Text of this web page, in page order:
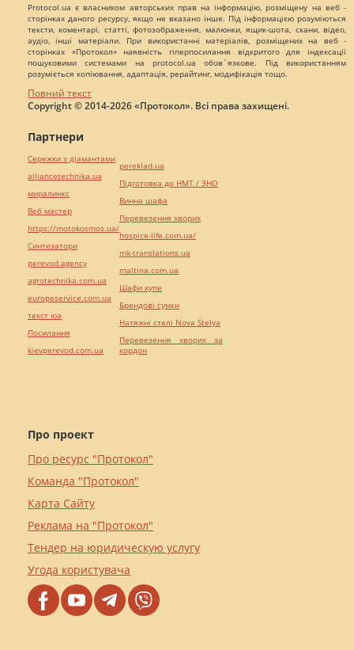
Protocol.ua є власником авторських прав на інформацію, розміщену на веб -
сторінках даного ресурсу, якщо не вказано інше. Під інформацією розуміються
тексти, коментарі, статті, фотозображення, малюнки, ящик-шота, скани, відео,
аудіо, інші матеріали. При використанні матеріалів, розміщених на веб -
сторінках «Протокол» наявність гіперпосилання відкритого для індексації
пошуковими системами на protocol.ua обов`язкове. Під використанням
розуміється копіювання, адаптація, рерайтинг, модифікація тощо.
Повний текст
Copyright © 2014-2026 «Протокол». Всі права захищені.
Про проект
Про ресурс "Протокол"
Команда "Протокол"
Карта Сайту
Реклама на "Протокол"
Тендер на юридическую услугу
Угода користувача
Партнери
Сережки з діамантами
alliancetechnika.ua
миралинкс
Веб мастер
https://motokosmos.ua/
Синтезатори
perevod.agency
agrotechnika.com.ua
europeservice.com.ua
текст юа
Посилання
kievperevod.com.ua
pereklad.ua
Підготовка до НМТ / ЗНО
Винна шафа
Перевезення хворих
hospice-life.com.ua/
mk-translations.ua
maltina.com.ua
Шафи купе
Брендові сумки
Натяжні стелі Nova Stelya
Перевезення хворих за
кордон